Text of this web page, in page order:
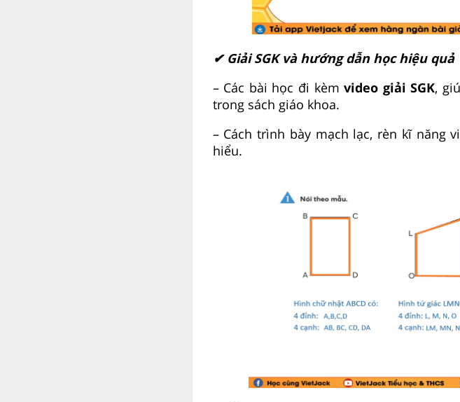
✔ Giải SGK và hướng dẫn học hiệu quả
– Các bài học đi kèmvideo giải SGK,
trong sách giáo khoa.
– Cách trình bày mạch lạc, rèn kĩ năng
hiểu.